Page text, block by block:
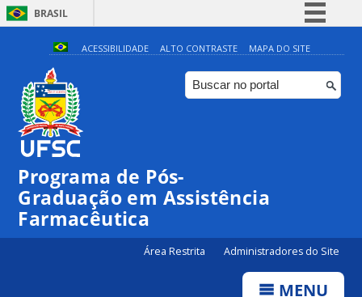
BRASIL
Simplifique!
Comunica BR
Participe
ACESSIBILIDADE ALTO CONTRASTE MAPA DO SITE
Programa de Pós-
Graduação em Assistência
Farmacêutica
Área Restrita Administradores do Site
MENU